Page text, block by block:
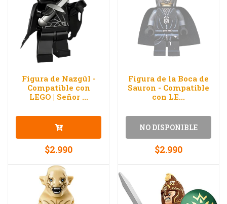
Figura de Nazgûl -
Compatible con
LEGO | Señor ...
$2.990
Figura de la Boca de
Sauron - Compatible
con LE...
NO DISPONIBLE
$2.990